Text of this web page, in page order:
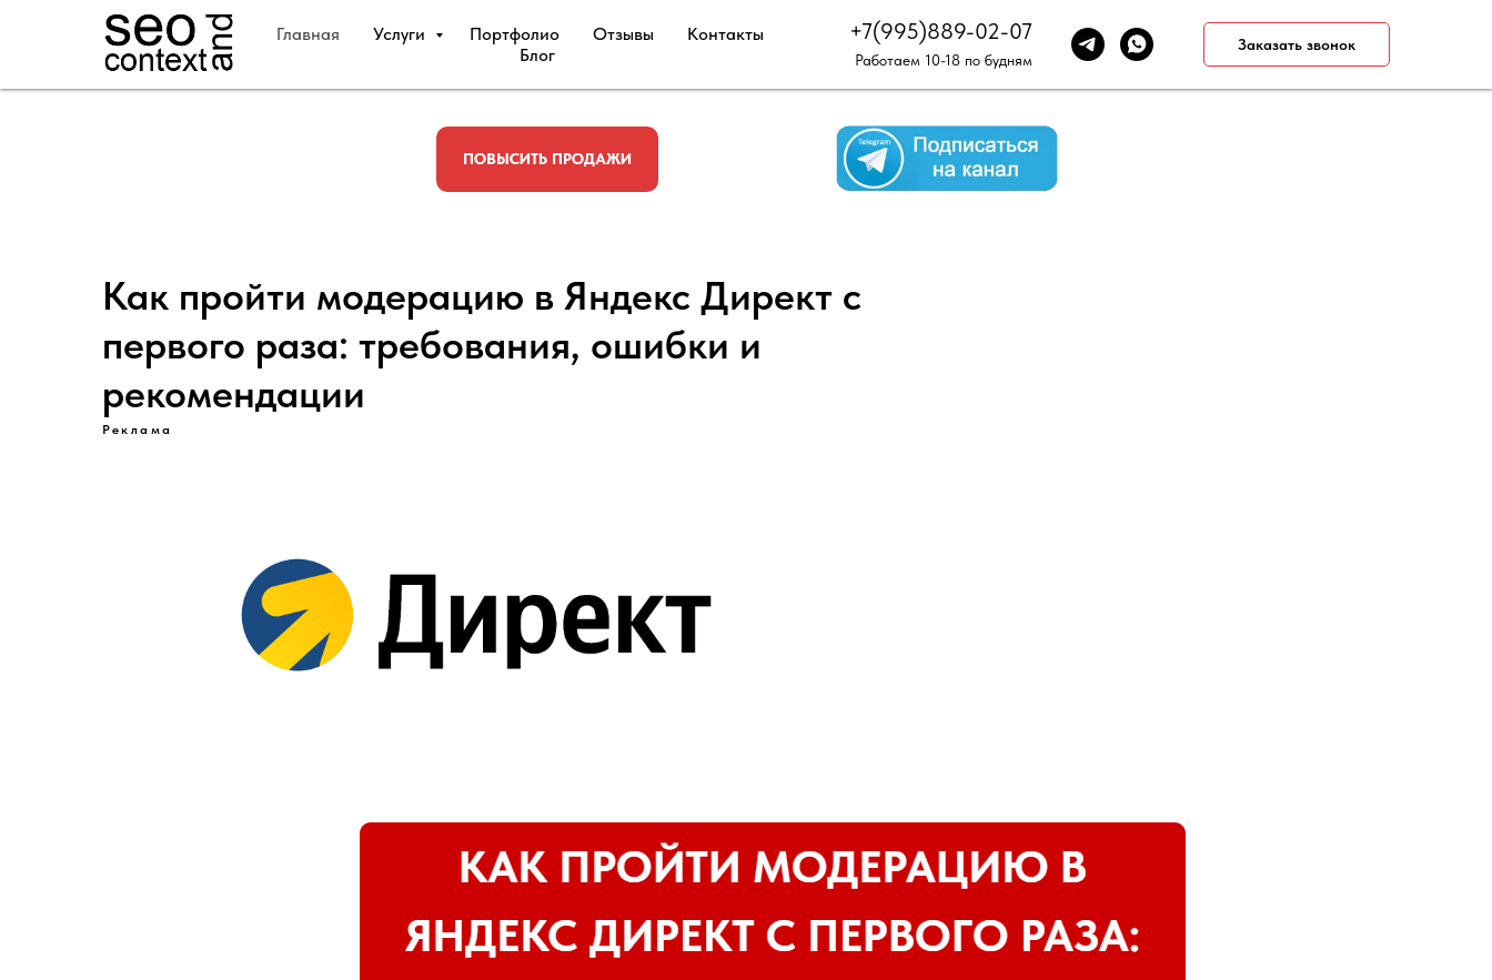
Главная Услуги Портфолио Отзывы
Контакты
Блог
+7(995)889-02-07
Работаем 10-18 по будням
Заказать звонок
ПОВЫСИТЬ ПРОДАЖИ
Как пройти модерацию в Яндекс Директ с
первого раза: требования, ошибки и
рекомендации
Реклама